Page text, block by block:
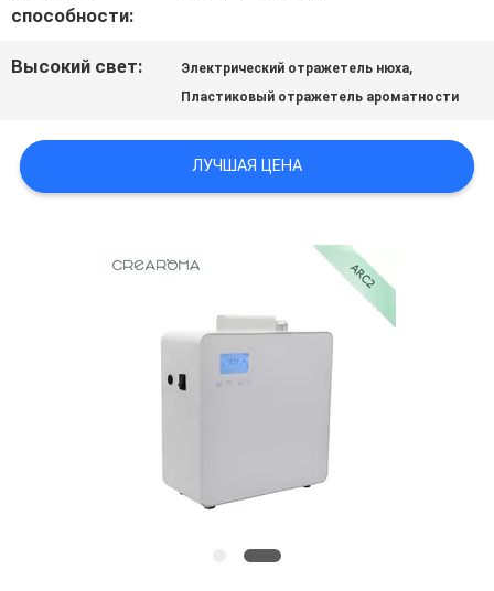
ЦИТАТУ
ПОЛИТИКА
КОНФИДЕНЦИАЛЬНОСТИ
способности:
Высокий свет: Электрический отражетель нюха,
Пластиковый отражетель ароматности
ЛУЧШАЯ ЦЕНА